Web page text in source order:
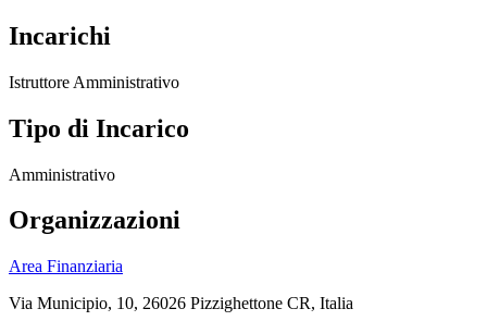
Incarichi
Istruttore Amministrativo
Tipo di Incarico
Amministrativo
Organizzazioni
Area Finanziaria
Via Municipio, 10, 26026 Pizzighettone CR, Italia